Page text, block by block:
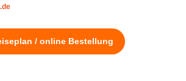
/ online Bestellung